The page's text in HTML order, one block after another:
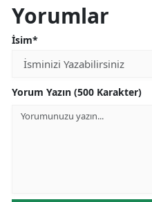
Yorumlar
İsim*
Yorum Yazın (500 Karakter)